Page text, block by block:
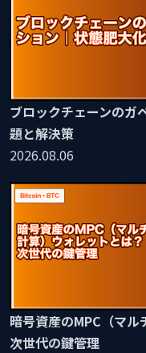
ブロックチェーンのガ
題と解決策
2026.08.06
暗号資産のMPC（マル
次世代の鍵管理